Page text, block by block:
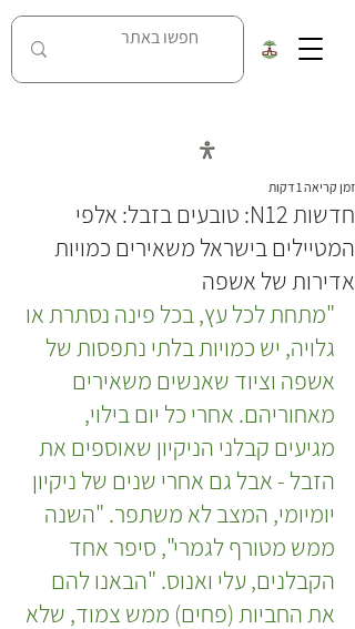
חדשות N12: טובעים בזבל: אלפי
המטיילים בישראל משאירים כמויות
אדירות של אשפה
זמן קריאה 1 דקות
"מתחת לכל עץ, בכל פינה נסתרת או
גלויה, יש כמויות בלתי נתפסות של
אשפה וציוד שאנשים משאירים
מאחוריהם. אחרי כל יום בילוי,
מגיעים קבלני הניקיון שאוספים את
הזבל - אבל גם אחרי שנים של ניקיון
יומיומי, המצב לא משתפר. "השנה
ממש מטורף לגמרי", סיפר אחד
הקבלנים, עלי ואנוס. "הבאנו להם
את החביות (פחים) ממש צמוד, שלא